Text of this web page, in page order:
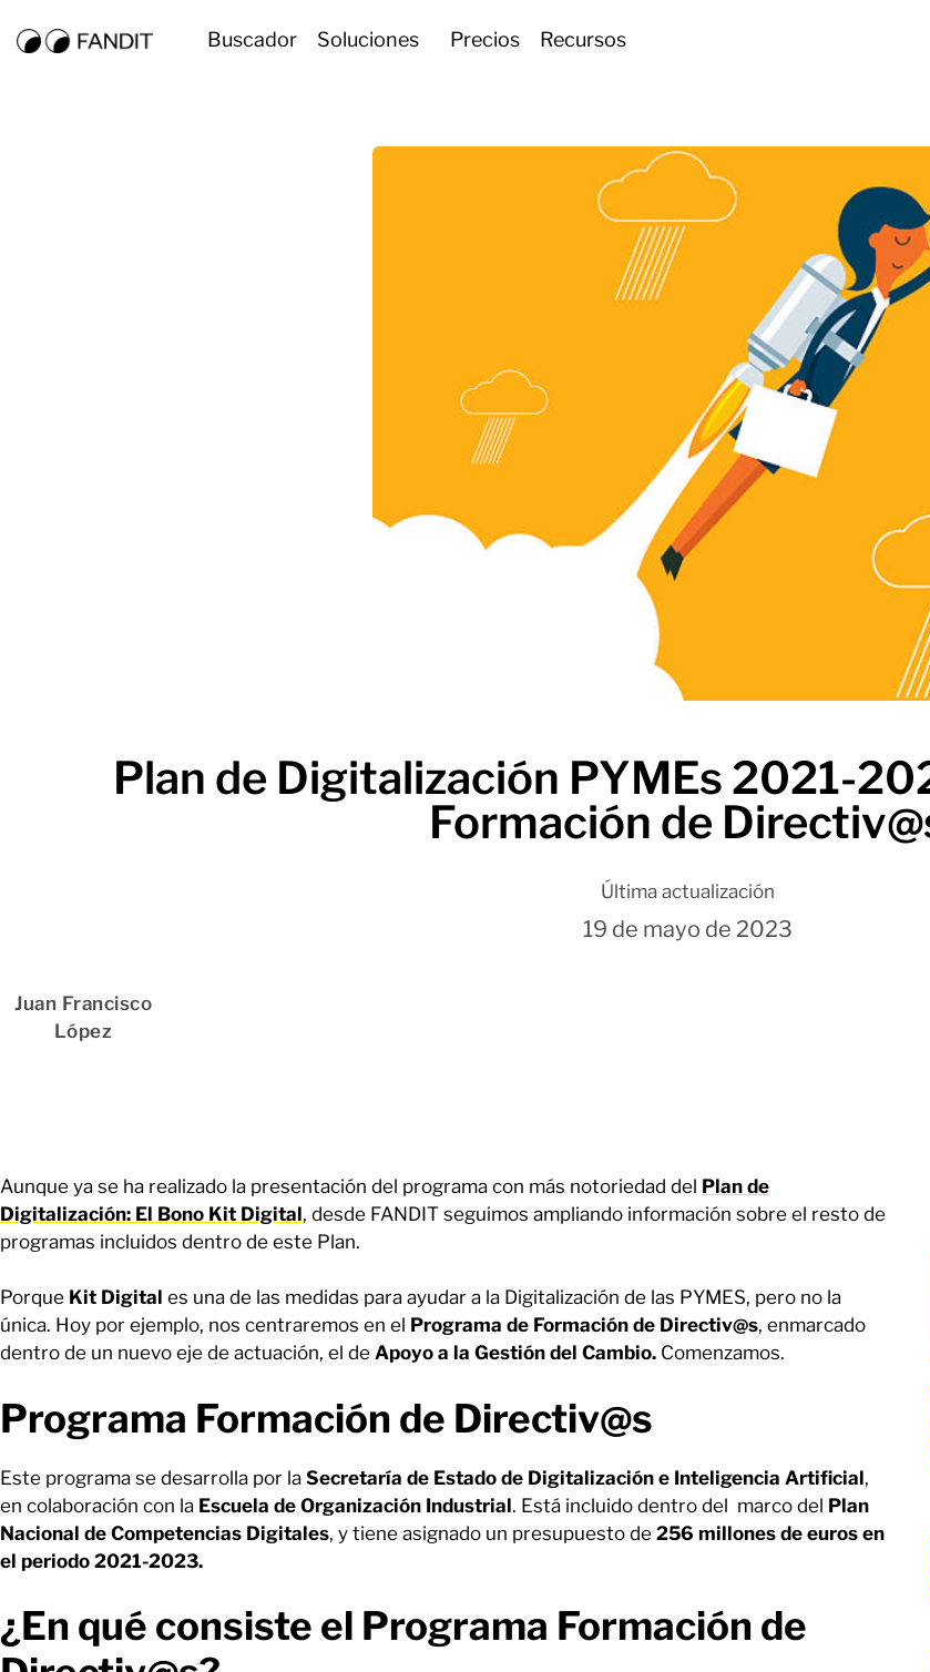
Buscador Soluciones Precios Recursos
Plan de Digitalización PYMEs 2021-
Formación de
Última actualización
19 de mayo de 2023
Juan Francisco
López
Aunque ya se ha realizado la presentación del programa con más notoriedad del Plan de
Digitalización: El Bono Kit Digital, desde FANDIT seguimos ampliando información sobre el resto de
programas incluidos dentro de este Plan.
Porque Kit Digital es una de las medidas para ayudar a la Digitalización de las PYMES, pero no la
única. Hoy por ejemplo, nos centraremos en el Programa de Formación de Directiv@s, enmarcado
dentro de un nuevo eje de actuación, el de Apoyo a la Gestión del Cambio. Comenzamos.
Programa Formación de Directiv@s
Este programa se desarrolla por la Secretaría de Estado de Digitalización e Inteligencia Artificial,
en colaboración con la Escuela de Organización Industrial. Está incluido dentro del marco del Plan
Nacional de Competencias Digitales, y tiene asignado un presupuesto de 256 millones de euros en
el periodo 2021-2023.
¿En qué consiste el Programa Formación de